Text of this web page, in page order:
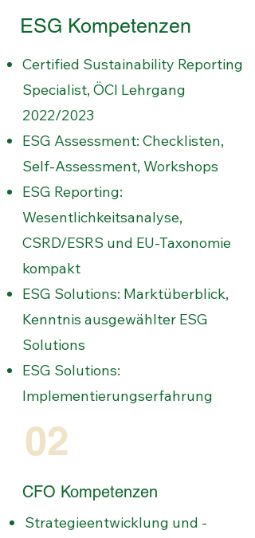
ESG Kompetenzen
Certified Sustainability Reporting
Specialist, ÖCI Lehrgang
2022/2023
ESG Assessment: Checklisten,
Self-Assessment, Workshops
ESG Reporting:
Wesentlichkeitsanalyse,
CSRD/ESRS und EU-Taxonomie
kompakt
ESG Solutions: Marktüberblick,
Kenntnis ausgewählter ESG
Solutions
ESG Solutions:
Implementierungserfahrung
02
CFO Kompetenzen
Strategieentwicklung und -